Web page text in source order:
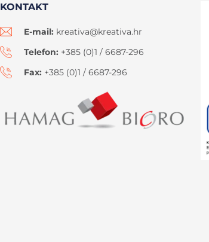
KONTAKT
E-mail: kreativa@kreativa.hr
Telefon: +385 (0)1 / 6687-296
Fax: +385 (0)1 / 6687-296